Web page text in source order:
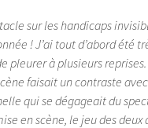
sur les handicaps
! J’ai tout d’abord été
pleurer à plusieurs
faisait un contraste
qui se dégageait du
en scène, le jeu des deux